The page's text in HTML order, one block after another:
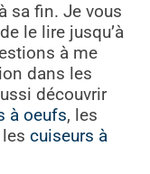
sa fin. Je vous
le lire jusqu’à
à me
dans les
découvrir
à oeufs, les
cuiseurs à